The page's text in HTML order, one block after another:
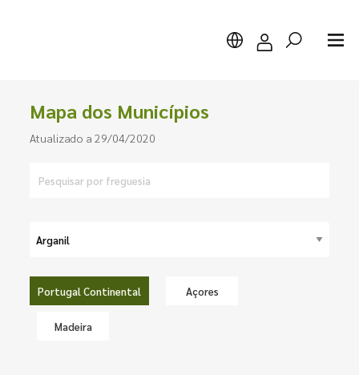
Mapa dos Municípios
Atualizado a 29/04/2020
Portugal Continental Açores
Madeira